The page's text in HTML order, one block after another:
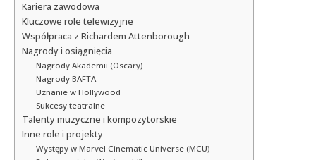
Kariera zawodowa
Kluczowe role telewizyjne
Współpraca z Richardem Attenborough
Nagrody i osiągnięcia
Nagrody Akademii (Oscary)
Nagrody BAFTA
Uznanie w Hollywood
Sukcesy teatralne
Talenty muzyczne i kompozytorskie
Inne role i projekty
Występy w Marvel Cinematic Universe (MCU)